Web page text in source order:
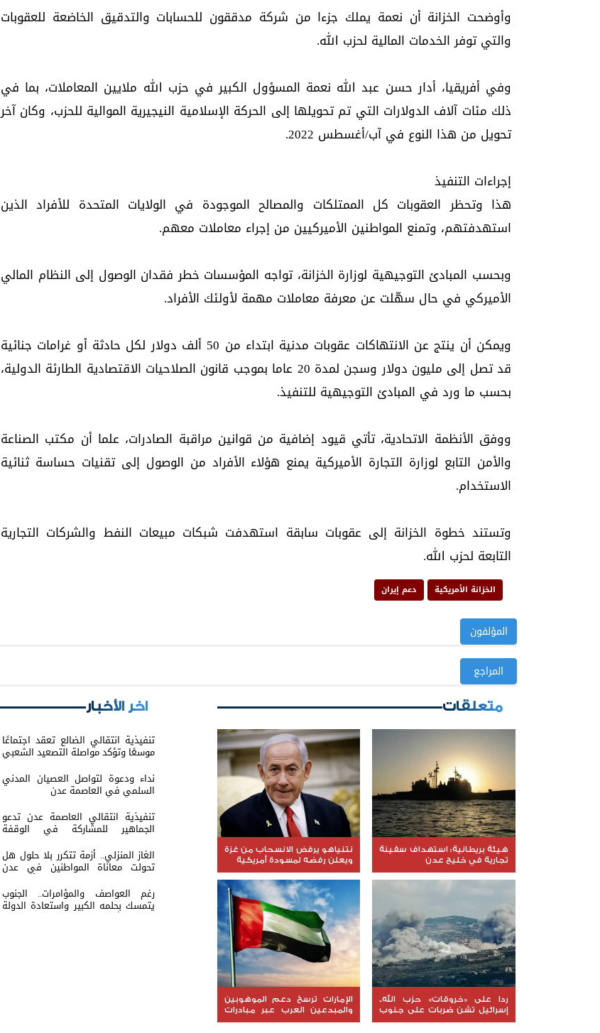
وأوضحت الخزانة أن نعمة يملك جزءا من شركة مدققون للحسابات والتدقيق الخاضعة للعقوبات
والتي توفر الخدمات المالية لحزب الله.
وفي أفريقيا، أدار حسن عبد الله نعمة المسؤول الكبير في حزب الله ملايين المعاملات، بما في
ذلك مئات آلاف الدولارات التي تم تحويلها إلى الحركة الإسلامية النيجيرية الموالية للحزب، وكان آخر
تحويل من هذا النوع في آب/أغسطس 2022.
إجراءات التنفيذ
هذا وتحظر العقوبات كل الممتلكات والمصالح الموجودة في الولايات المتحدة للأفراد الذين
استهدفتهم، وتمنع المواطنين الأميركيين من إجراء معاملات معهم.
وبحسب المبادئ التوجيهية لوزارة الخزانة، تواجه المؤسسات خطر فقدان الوصول إلى النظام المالي
الأميركي في حال سهّلت عن معرفة معاملات مهمة لأولئك الأفراد.
ويمكن أن ينتج عن الانتهاكات عقوبات مدنية ابتداء من 50 ألف دولار لكل حادثة أو غرامات جنائية
قد تصل إلى مليون دولار وسجن لمدة 20 عاما بموجب قانون الصلاحيات الاقتصادية الطارئة الدولية،
بحسب ما ورد في المبادئ التوجيهية للتنفيذ.
ووفق الأنظمة الاتحادية، تأتي قيود إضافية من قوانين مراقبة الصادرات، علما أن مكتب الصناعة
والأمن التابع لوزارة التجارة الأميركية يمنع هؤلاء الأفراد من الوصول إلى تقنيات حساسة ثنائية
الاستخدام.
وتستند خطوة الخزانة إلى عقوبات سابقة استهدفت شبكات مبيعات النفط والشركات التجارية
التابعة لحزب الله.
الخزانة الأمريكية دعم إيران
المؤلفون
المراجع
متعلقات
هيئة بريطانية: استهداف سفينة
تجارية في خليج عدن
نتنياهو يرفض الانسحاب من غزة
ويعلن رفضه لمسودة أمريكية
ردا على «خروقات» حزب الله..
إسرائيل تشن ضربات على جنوب
لبنان
الإمارات ترسخ دعم الموهوبين
والمبدعين العرب عبر مبادرات
نوعية ملهمة
اخر الأخبار
تنفيذية انتقالي الضالع تعقد اجتماعًا
موسعًا وتؤكد مواصلة التصعيد الشعبي
نداء ودعوة لتواصل العصيان المدني
السلمي في العاصمة عدن
تنفيذية انتقالي العاصمة عدن تدعو
الجماهير للمشاركة في الوقفة
التضامنية مع المعتقل البطل معين
المقرحي
الغاز المنزلي.. أزمة تتكرر بلا حلول هل
تحولت معاناة المواطنين في عدن
والمحافظات إلى ورقة ضغط أم نتيجة
لفشل الإدارة؟
رغم العواصف والمؤامرات.. الجنوب
يتمسك بحلمه الكبير واستعادة الدولة
باتت عنوانًا لمرحلة الصمود